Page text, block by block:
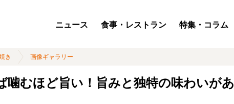
ニュース 食事・レストラン 特集・コラム
き 画像ギャラリー
噛むほど旨い！旨みと独特の味わいがあ